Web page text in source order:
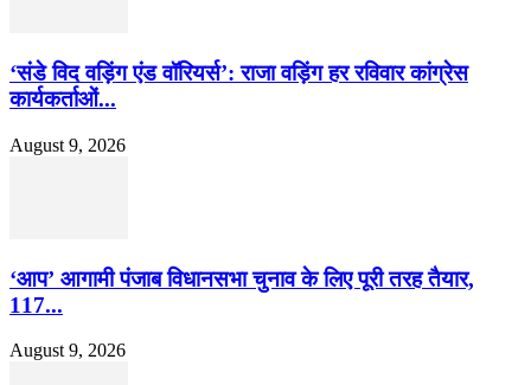
‘संडे विद वड़िंग एंड वॉरियर्स’: राजा वड़िंग हर रविवार कांग्रेस
कार्यकर्ताओं...
August 9, 2026
‘आप’ आगामी पंजाब विधानसभा चुनाव के लिए पूरी तरह तैयार,
117...
August 9, 2026